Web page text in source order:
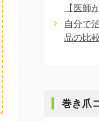
【医師
自分で
品の比
巻き爪